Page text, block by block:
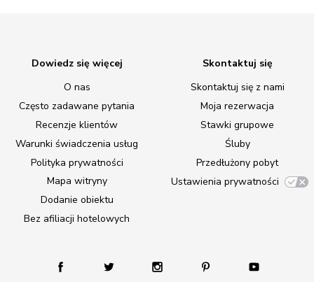
Dowiedz się więcej
O nas
Często zadawane pytania
Recenzje klientów
Warunki świadczenia usług
Polityka prywatności
Mapa witryny
Dodanie obiektu
Bez afiliacji hotelowych
Skontaktuj się
Skontaktuj się z nami
Moja rezerwacja
Stawki grupowe
Śluby
Przedłużony pobyt
Ustawienia prywatności